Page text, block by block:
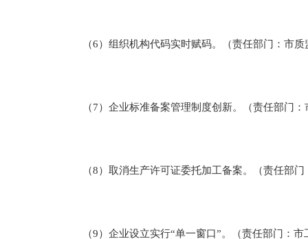
（6）组织机构代码实时赋码。（责任部门：市质
（7）企业标准备案管理制度创新。（责任部门：
（8）取消生产许可证委托加工备案。（责任部门
（9）企业设立实行“单一窗口”。（责任部门：市